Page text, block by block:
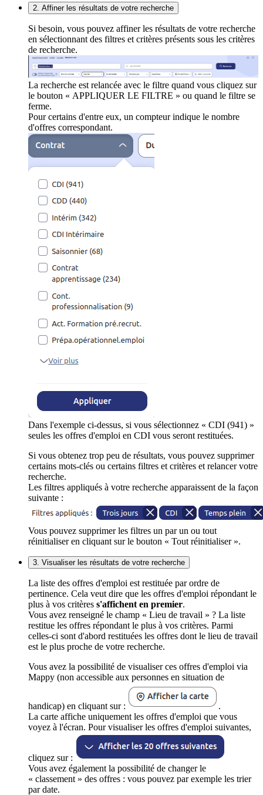
2. Affiner les résultats de votre recherche
Si besoin, vous pouvez affiner les résultats de votre recherche
en sélectionnant des filtres et critères présents sous les critères
de recherche.
La recherche est relancée avec le filtre quand vous cliquez sur
le bouton « APPLIQUER LE FILTRE » ou quand le filtre se
ferme.
Pour certains d'entre eux, un compteur indique le nombre
d'offres correspondant.
Dans l'exemple ci-dessus, si vous sélectionnez « CDI (941) »
seules les offres d'emploi en CDI vous seront restituées.
Si vous obtenez trop peu de résultats, vous pouvez supprimer
certains mots-clés ou certains filtres et critères et relancer votre
recherche.
Les filtres appliqués à votre recherche apparaissent de la façon
suivante :
Vous pouvez supprimer les filtres un par un ou tout
réinitialiser en cliquant sur le bouton « Tout réinitialiser ».
3. Visualiser les résultats de votre recherche
La liste des offres d'emploi est restituée par ordre de
pertinence. Cela veut dire que les offres d'emploi répondant le
plus à vos critères s'affichent en premier.
Vous avez renseigné le champ « Lieu de travail » ? La liste
restitue les offres répondant le plus à vos critères. Parmi
celles-ci sont d'abord restituées les offres dont le lieu de travail
est le plus proche de votre recherche.
Vous avez la possibilité de visualiser ces offres d'emploi via
Mappy (non accessible aux personnes en situation de
handicap) en cliquant sur :
.
La carte affiche uniquement les offres d'emploi que vous
voyez à l'écran. Pour visualiser les offres d'emploi suivantes,
cliquez sur :
Vous avez également la possibilité de changer le
« classement » des offres : vous pouvez par exemple les trier
par date.